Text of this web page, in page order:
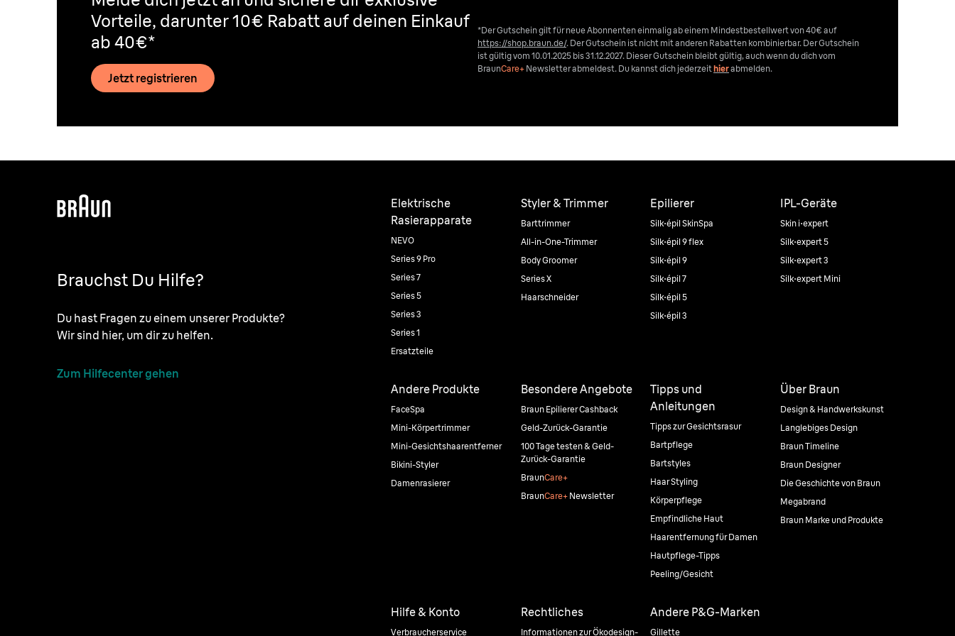
Vorteile, darunter 10€ Rabatt auf deinen Einkauf
ab 40€*
Jetzt registrieren
*Der Gutschein gilt für neue Abonnenten einmalig ab einem Mindestbestellwert von 40€ auf
https://shop.braun.de/. Der Gutschein ist nicht mit anderen Rabatten kombinierbar. Der Gutschein
ist gültig vom 10.01.2025 bis 31.12.2027. Dieser Gutschein bleibt gültig, auch wenn du dich vom
BraunCare+ Newsletter abmeldest. Du kannst dich jederzeithierabmelden.
Brauchst Du Hilfe?
Du hast Fragen zu einem unserer Produkte?
Wir sind hier, um dir zu helfen.
Zum Hilfecenter gehen
Elektrische
Rasierapparate
NEVO
Series 9 Pro
Series 7
Series 5
Series 3
Series 1
Ersatzteile
Styler & Trimmer
Barttrimmer
All-in-One-Trimmer
Body Groomer
Series X
Haarschneider
Epilierer
Silk·épil SkinSpa
Silk·épil 9 flex
Silk·épil 9
Silk·épil 7
Silk·épil 5
Silk·épil 3
IPL-Geräte
Skin i·expert
Silk·expert 5
Silk·expert 3
Silk·expert Mini
Andere Produkte
FaceSpa
Mini-Körpertrimmer
Mini-Gesichtshaarentferner
Bikini-Styler
Damenrasierer
Besondere Angebote
Braun Epilierer Cashback
Geld-Zurück-Garantie
100 Tage testen & Geld-
Zurück-Garantie
BraunCare+
BraunCare+Newsletter
Tipps und
Anleitungen
Tipps zur Gesichtsrasur
Bartpflege
Bartstyles
Haar Styling
Körperpflege
Empfindliche Haut
Haarentfernung für Damen
Hautpflege-Tipps
Peeling/Gesicht
Über Braun
Design & Handwerkskunst
Langlebiges Design
Braun Timeline
Braun Designer
Die Geschichte von Braun
Megabrand
Braun Marke und Produkte
Hilfe & Konto
Verbraucherservice
Rechtliches
Informationen zur Ökodesign-
Andere P&G-Marken
Gillette